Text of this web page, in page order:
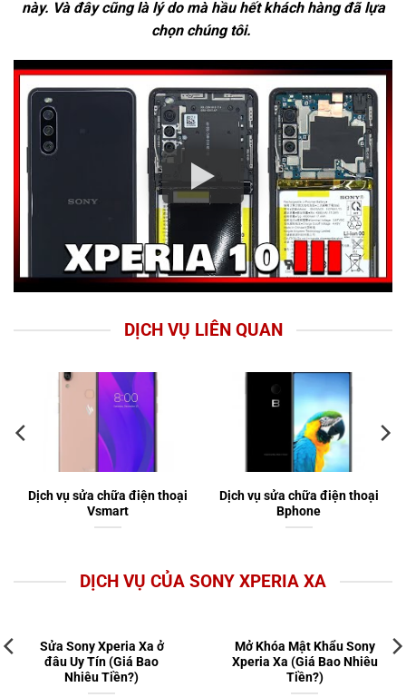
này. Và đây cũng là lý do mà hầu hết khách hàng đã lựa
chọn chúng tôi.
DỊCH VỤ LIÊN QUAN
Dịch vụ sửa chữa điện thoại
Vsmart
Dịch vụ sửa chữa điện thoại
Bphone
DỊCH VỤ CỦA SONY XPERIA XA
Sửa Sony Xperia Xa ở
đâu Uy Tín (Giá Bao
Nhiêu Tiền?)
Mở Khóa Mật Khẩu Sony
Xperia Xa (Giá Bao Nhiêu
Tiền?)